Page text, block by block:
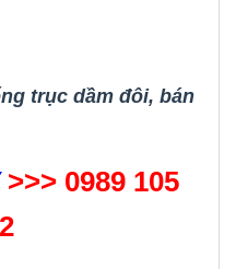
trục dầm đôi, bán
>>> 0989 105